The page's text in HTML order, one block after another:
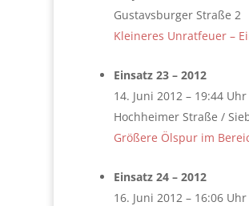
Gustavsburger Straße 2
Kleineres Unratfeuer –
Einsatz 23 – 2012
14. Juni 2012 – 19:44 Uhr
Hochheimer Straße /
Größere Ölspur im
Einsatz 24 – 2012
16. Juni 2012 – 16:06 Uhr